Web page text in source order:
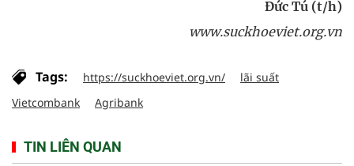
Đức Tú (t/h)
www.suckhoeviet.org.vn
Tags: https://suckhoeviet.org.vn/
lãi suất
Vietcombank
Agribank
TIN LIÊN QUAN